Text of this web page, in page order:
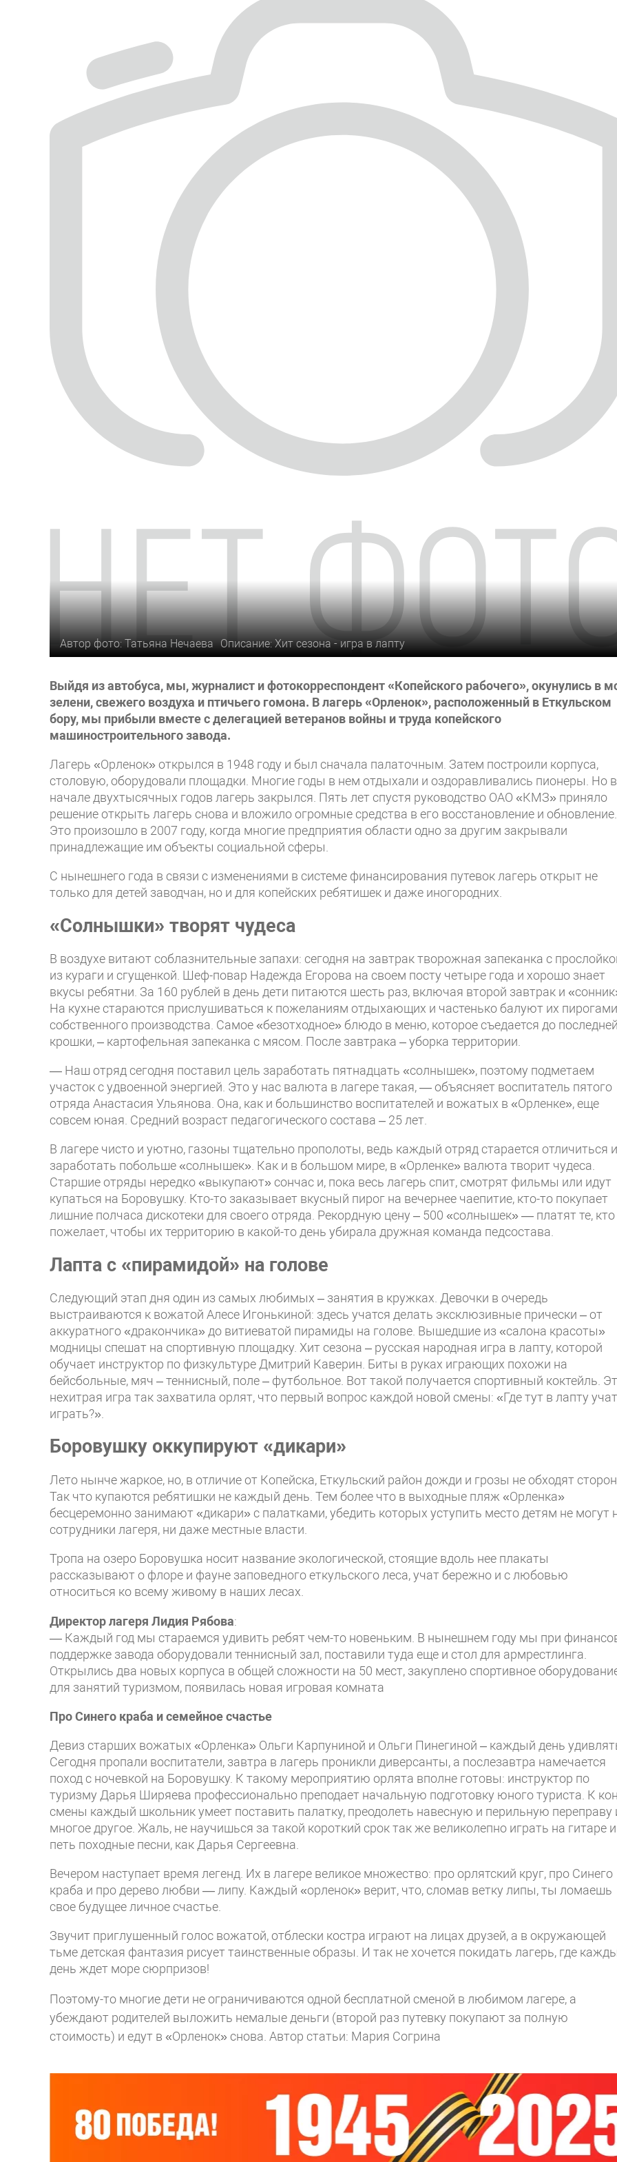
Автор фото: Татьяна Нечаева Описание: Хит сезона - игра в лапту
Выйдя из автобуса, мы, журналист и фотокорреспондент «Копейского рабочего», окунулись в
зелени, свежего воздуха и птичьего гомона. В лагерь «Орленок», расположенный в Еткульском
бору, мы прибыли вместе с делегацией ветеранов войны и труда копейского
машиностроительного завода.
Лагерь «Орленок» открылся в 1948 году и был сначала палаточным. Затем построили корпуса,
столовую, оборудовали площадки. Многие годы в нем отдыхали и оздоравливались пионеры. Но в
начале двухтысячных годов лагерь закрылся. Пять лет спустя руководство ОАО «КМЗ» приняло
решение открыть лагерь снова и вложило огромные средства в его восстановление и обновление.
Это произошло в 2007 году, когда многие предприятия области одно за другим закрывали
принадлежащие им объекты социальной сферы.
С нынешнего года в связи с изменениями в системе финансирования путевок лагерь открыт не
только для детей заводчан, но и для копейских ребятишек и даже иногородних.
«Солнышки» творят чудеса
В воздухе витают соблазнительные запахи: сегодня на завтрак творожная запеканка с
из кураги и сгущенкой. Шеф-повар Надежда Егорова на своем посту четыре года и хорошо знает
вкусы ребятни. За 160 рублей в день дети питаются шесть раз, включая второй завтрак и
На кухне стараются прислушиваться к пожеланиям отдыхающих и частенько балуют их пирогами
собственного производства. Самое «безотходное» блюдо в меню, которое съедается до
крошки, – картофельная запеканка с мясом. После завтрака – уборка территории.
— Наш отряд сегодня поставил цель заработать пятнадцать «солнышек», поэтому подметаем
участок с удвоенной энергией. Это у нас валюта в лагере такая, — объясняет воспитатель пятого
отряда Анастасия Ульянова. Она, как и большинство воспитателей и вожатых в «Орленке», еще
совсем юная. Средний возраст педагогического состава – 25 лет.
В лагере чисто и уютно, газоны тщательно прополоты, ведь каждый отряд старается отличиться и
заработать побольше «солнышек». Как и в большом мире, в «Орленке» валюта творит чудеса.
Старшие отряды нередко «выкупают» сончас и, пока весь лагерь спит, смотрят фильмы или идут
купаться на Боровушку. Кто-то заказывает вкусный пирог на вечернее чаепитие, кто-то покупает
лишние полчаса дискотеки для своего отряда. Рекордную цену – 500 «солнышек» — платят те, кто
пожелает, чтобы их территорию в какой-то день убирала дружная команда педсостава.
Лапта с «пирамидой» на голове
Следующий этап дня один из самых любимых – занятия в кружках. Девочки в очередь
выстраиваются к вожатой Алесе Игонькиной: здесь учатся делать эксклюзивные прически – от
аккуратного «дракончика» до витиеватой пирамиды на голове. Вышедшие из «салона красоты»
модницы спешат на спортивную площадку. Хит сезона – русская народная игра в лапту, которой
обучает инструктор по физкультуре Дмитрий Каверин. Биты в руках играющих похожи на
бейсбольные, мяч – теннисный, поле – футбольное. Вот такой получается спортивный коктейль.
нехитрая игра так захватила орлят, что первый вопрос каждой новой смены: «Где тут в лапту учат
играть?».
Боровушку оккупируют «дикари»
Лето нынче жаркое, но, в отличие от Копейска, Еткульский район дожди и грозы не обходят
Так что купаются ребятишки не каждый день. Тем более что в выходные пляж «Орленка»
бесцеремонно занимают «дикари» с палатками, убедить которых уступить место детям не могут
сотрудники лагеря, ни даже местные власти.
Тропа на озеро Боровушка носит название экологической, стоящие вдоль нее плакаты
рассказывают о флоре и фауне заповедного еткульского леса, учат бережно и с любовью
относиться ко всему живому в наших лесах.
Директор лагеря Лидия Рябова:
— Каждый год мы стараемся удивить ребят чем-то новеньким. В нынешнем году мы при
поддержке завода оборудовали теннисный зал, поставили туда еще и стол для армрестлинга.
Открылись два новых корпуса в общей сложности на 50 мест, закуплено спортивное
для занятий туризмом, появилась новая игровая комната
Про Синего краба и семейное счастье
Девиз старших вожатых «Орленка» Ольги Карпуниной и Ольги Пинегиной – каждый день
Сегодня пропали воспитатели, завтра в лагерь проникли диверсанты, а послезавтра намечается
поход с ночевкой на Боровушку. К такому мероприятию орлята вполне готовы: инструктор по
туризму Дарья Ширяева профессионально преподает начальную подготовку юного туриста. К
смены каждый школьник умеет поставить палатку, преодолеть навесную и перильную переправу
многое другое. Жаль, не научишься за такой короткий срок так же великолепно играть на гитаре и
петь походные песни, как Дарья Сергеевна.
Вечером наступает время легенд. Их в лагере великое множество: про орлятский круг, про Синего
краба и про дерево любви — липу. Каждый «орленок» верит, что, сломав ветку липы, ты ломаешь
свое будущее личное счастье.
Звучит приглушенный голос вожатой, отблески костра играют на лицах друзей, а в окружающей
тьме детская фантазия рисует таинственные образы. И так не хочется покидать лагерь, где
день ждет море сюрпризов!
Поэтому-то многие дети не ограничиваются одной бесплатной сменой в любимом лагере, а
убеждают родителей выложить немалые деньги (второй раз путевку покупают за полную
стоимость) и едут в «Орленок» снова. Автор статьи: Мария Согрина